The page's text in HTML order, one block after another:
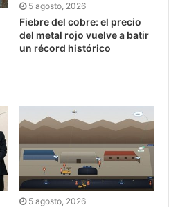
5 agosto, 2026
Fiebre del cobre: el precio
del metal rojo vuelve a batir
un récord histórico
5 agosto, 2026